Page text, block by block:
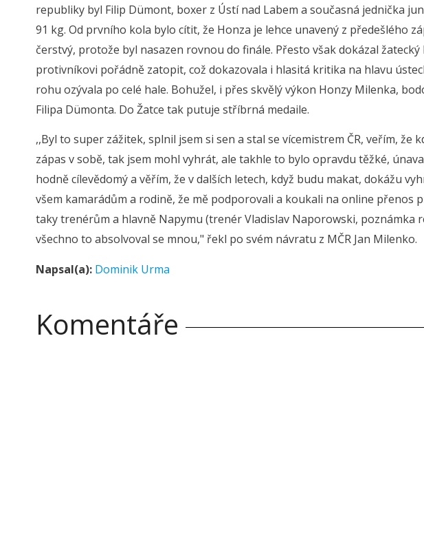
republiky byl Filip Dümont, boxer z Ústí nad Labem a současná jednička
91 kg. Od prvního kola bylo cítit, že Honza je lehce unavený z předešlého
čerstvý, protože byl nasazen rovnou do finále. Přesto však dokázal
protivníkovi pořádně zatopit, což dokazovala i hlasitá kritika na hlavu
rohu ozývala po celé hale. Bohužel, i přes skvělý výkon Honzy Milenka,
Filipa Dümonta. Do Žatce tak putuje stříbrná medaile.
,,Byl to super zážitek, splnil jsem si sen a stal se vícemistrem ČR, veřím, že
zápas v sobě, tak jsem mohl vyhrát, ale takhle to bylo opravdu těžké,
hodně cílevědomý a věřím, že v dalších letech, když budu makat, dokážu
všem kamarádům a rodině, že mě podporovali a koukali na online přenos
taky trenérům a hlavně Napymu (trenér Vladislav Naporowski, poznámka
všechno to absolvoval se mnou," řekl po svém návratu z MČR Jan Milenko.
Napsal(a): Dominik Urma
Komentáře